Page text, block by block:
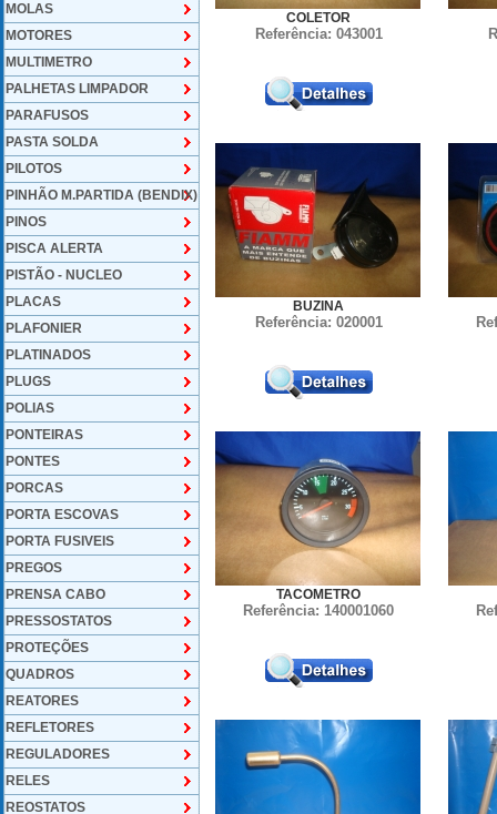
MOLAS
MOTORES
MULTIMETRO
PALHETAS LIMPADOR
PARAFUSOS
PASTA SOLDA
PILOTOS
PINHÃO M.PARTIDA (BENDIX)
PINOS
PISCA ALERTA
PISTÃO - NUCLEO
PLACAS
PLAFONIER
PLATINADOS
PLUGS
POLIAS
PONTEIRAS
PONTES
PORCAS
PORTA ESCOVAS
PORTA FUSIVEIS
PREGOS
PRENSA CABO
PRESSOSTATOS
PROTEÇÕES
QUADROS
REATORES
REFLETORES
REGULADORES
RELES
REOSTATOS
COLETOR
Referência: 043001
BUZINA
Referência: 020001
TACOMETRO
Referência: 140001060